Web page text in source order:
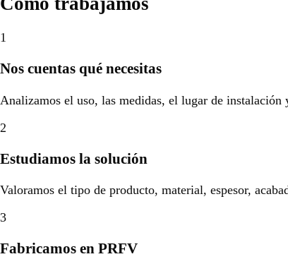
1
Nos cuentas qué necesitas
Analizamos el uso, las medidas, el lugar de
2
Estudiamos la solución
Valoramos el tipo de producto, material, espesor,
3
Fabricamos en PRFV